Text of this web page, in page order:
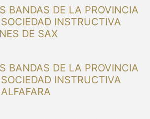
BANDAS DE LA PROVINCIA
INSTRUCTIVA
DE SAX
BANDAS DE LA PROVINCIA
INSTRUCTIVA